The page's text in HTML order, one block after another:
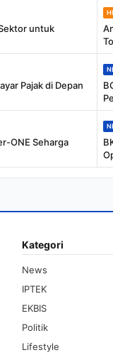
untuk
Pajak di Depan
ONE Seharga
Kategori
News
IPTEK
EKBIS
Politik
Lifestyle